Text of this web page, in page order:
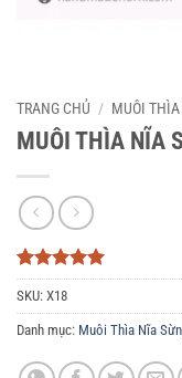
TRANG CHỦ / MUÔI
MUÔI THÌA NĨA
5trên 5
dựa trên
3
đánh giá
SKU: X18
Danh mục: Muôi Thìa Nĩa